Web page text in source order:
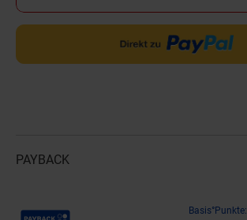
PAYBACK
Payback Punkte Basis°Punkte: